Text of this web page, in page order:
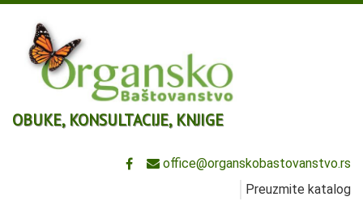
OBUKE, KONSULTACIJE, KNJIGE
office@organskobastovanstvo.rs
Preuzmite katalog